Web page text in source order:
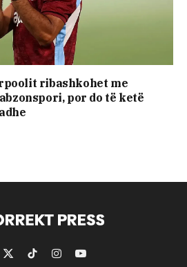
ribashkohet me
por do të ketë
X
TikTokInstagramYouTube